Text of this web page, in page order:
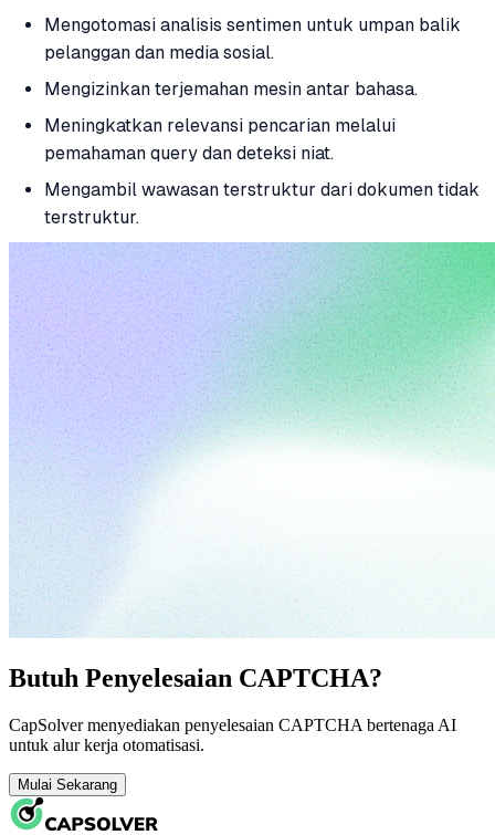
Mengotomasi analisis sentimen untuk umpan balik
pelanggan dan media sosial.
Mengizinkan terjemahan mesin antar bahasa.
Meningkatkan relevansi pencarian melalui
pemahaman query dan deteksi niat.
Mengambil wawasan terstruktur dari dokumen tidak
terstruktur.
Butuh Penyelesaian CAPTCHA?
CapSolver menyediakan penyelesaian CAPTCHA bertenaga AI
untuk alur kerja otomatisasi.
Mulai Sekarang